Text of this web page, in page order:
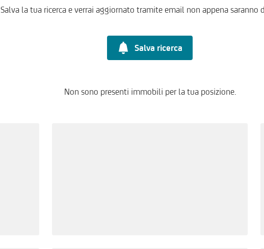
Salva la tua ricerca e verrai aggiornato tramite email non appena saranno
Salva ricerca
Non sono presenti immobili per la tua posizione.